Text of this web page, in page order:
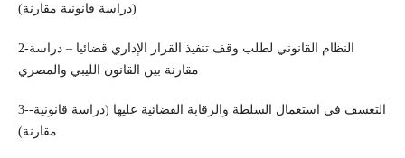
(دراسة قانونية مقارنة)
2-النظام القانوني لطلب وقف تنفيذ القرار الإداري قضائيا – دراسة
مقارنة بين القانون الليبي والمصري
3--التعسف في استعمال السلطة والرقابة القضائية عليها (دراسة قانونية
مقارنة)